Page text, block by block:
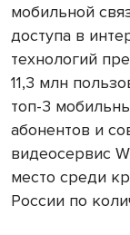
мобильной
доступа в
технологий
11,3 млн
топ-3
абонентов и
видеосервис
место среди
России по